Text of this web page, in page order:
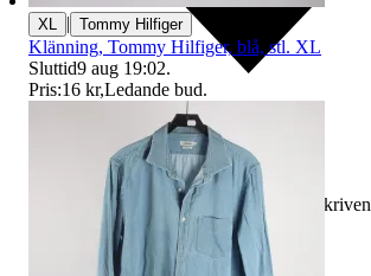
Ersättning om varan inte är som beskriven
XL | Tommy Hilfiger
Klänning, Tommy Hilfiger, blå, stl. XL
Sluttid9 aug 19:02.
Pris:16 kr,Ledande bud.